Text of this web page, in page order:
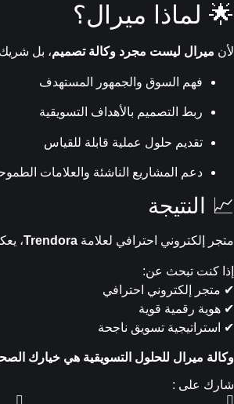
🌟 لماذا ميرال؟
لأن ميرال ليست مجرد وكالة تصميم، بل
فهم السوق والجمهور المستهدف
ربط التصميم بالأهداف التسويقية
تقديم حلول عملية قابلة للقياس
دعم المشاريع الناشئة والعلامات
📈 النتيجة
متجر إلكتروني احترافي لعلامة Trendora،
إذا كنت تبحث عن:
✔ متجر إلكتروني احترافي
✔ هوية رقمية قوية
✔ استراتيجية تسويق ناجحة
وكالة ميرال للحلول التسويقية هي خيارك
شارك على :